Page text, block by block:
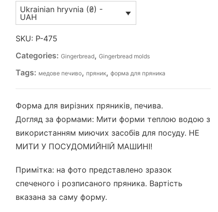
quantity
Ukrainian hryvnia (₴) -
UAH
SKU: P-475
Categories: Gingerbread, Gingerbread molds
Tags: медове печиво, пряник, форма для пряника
Форма для вирізних пряників, печива.
Догляд за формами: Мити форми теплою водою з
використанням миючих засобів для посуду. НЕ
МИТИ У ПОСУДОМИЙНІЙ МАШИНІ!
Примітка: на фото представлено зразок
спеченого і розписаного пряника. Вартість
вказана за саму форму.